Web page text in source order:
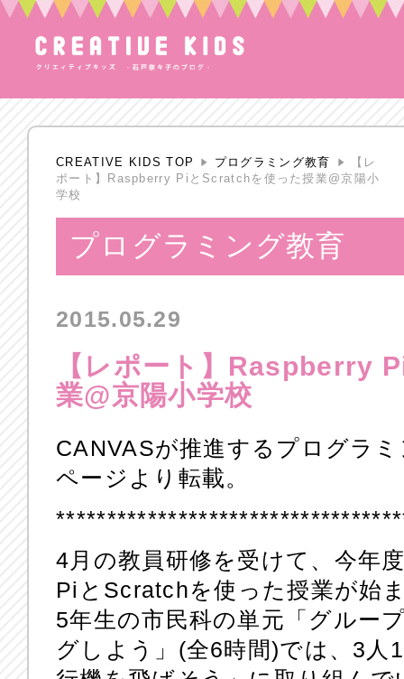
CREATIVE KIDS TOP プログラミング教育
【レ
ポート】Raspberry PiとScratchを使った授業@京陽小
学校
プログラミング教育
2015.05.29
【レポート】Raspberry
業@京陽小学校
CANVASが推進するプログラ
ページより転載。
4月の教員研修を受けて、今年
PiとScratchを使った授業が始
5年生の市民科の単元「グルー
グしよう」(全6時間)では、3人